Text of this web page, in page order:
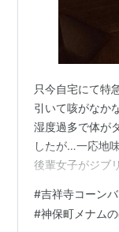
只今自宅にて特
引いて咳がなか
湿度過多で体が
したが…一応地
後輩女子がジブ
のみで。 接
味・メニュー
#吉祥寺コーン
#神保町メナム